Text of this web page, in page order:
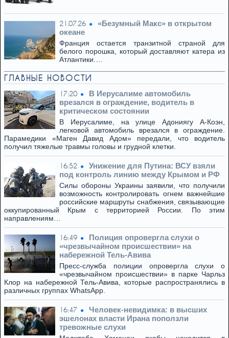
21.07.26
«Безумный Макс» в открытом
океане
Франция остается транзитной страной для
белого порошка, который доставляют катера из
Атлантики.…
ГЛАВНЫЕ НОВОСТИ
17:20
В Иерусалиме автомобиль
врезался в ограждение, водитель в
критическом состоянии
В Иерусалиме, на улице Адониягу А-Коэн,
легковой автомобиль врезался в ограждение.
Парамедики «Маген Давид Адом» передали, что водитель
получил тяжелые травмы головы и грудной клетки.
16:52
Унижение для Путина: ВСУ взяли
под контроль линию между Крымом и РФ
Силы обороны Украины заявили, что получили
возможность контролировать огнем важнейшие
российские маршруты снабжения, связывающие
оккупированный Крым с территорией России. По этим
направлениям…
16:49
Полиция опровергла слухи о
«чрезвычайном происшествии» на
набережной Тель-Авива
Пресс-служба полиции опровергла слухи о
«чрезвычайном происшествии» в парке Чарльз
Клор на набережной Тель-Авива, которые распространялись в
различных группах WhatsApp.
16:47
Человек-невидимка: в высших
эшелонах власти Ирана поползли
тревожные слухи